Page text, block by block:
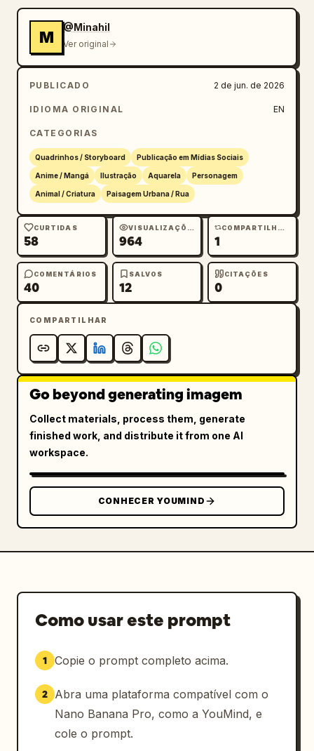
M
@Minahil
Ver original
PUBLICADO 2 de jun. de 2026
IDIOMA ORIGINAL EN
CATEGORIAS
Quadrinhos / Storyboard Publicação em Mídias Sociais
Anime / Mangá Ilustração Aquarela Personagem
Animal / Criatura Paisagem Urbana / Rua
CURTIDAS
58
VISUALIZAÇÕES
964
COMPARTILHAMENTOS
1
COMENTÁRIOS
40
SALVOS
12
CITAÇÕES
0
COMPARTILHAR
Go beyond generating imagem
Collect materials, process them, generate
finished work, and distribute it from one AI
workspace.
CONHECER YOUMIND
Como usar este prompt
1 Copie o prompt completo acima.
2
Abra uma plataforma compatível com o
Nano Banana Pro, como a YouMind, e
cole o prompt.